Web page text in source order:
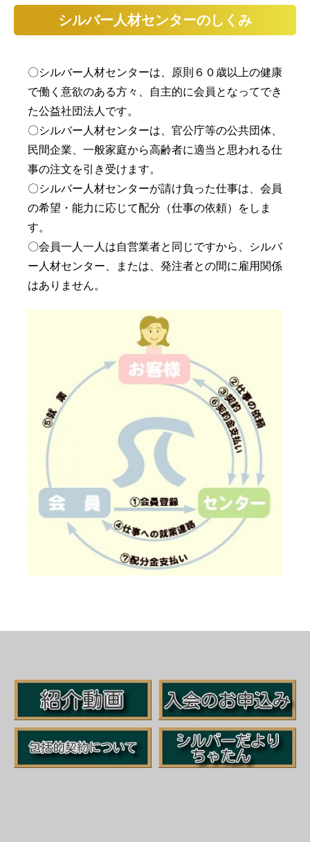
シルバー人材センターのしくみ
〇シルバー人材センターは、原則６０歳以上の健康
で働く意欲のある方々、自主的に会員となってでき
た公益社団法人です。
〇シルバー人材センターは、官公庁等の公共団体、
民間企業、一般家庭から高齢者に適当と思われる仕
事の注文を引き受けます。
〇シルバー人材センターが請け負った仕事は、会員
の希望・能力に応じて配分（仕事の依頼）をしま
す。
〇会員一人一人は自営業者と同じですから、シルバ
ー人材センター、または、発注者との間に雇用関係
はありません。